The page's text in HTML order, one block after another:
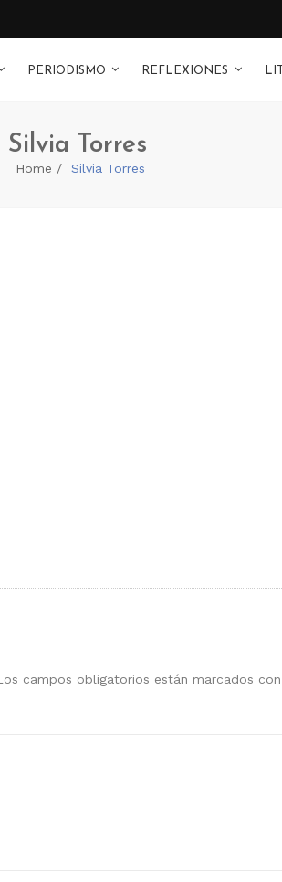
PERIODISMO REFLEXIONES
Silvia Torres
Home Silvia Torres
campos obligatorios están marcados